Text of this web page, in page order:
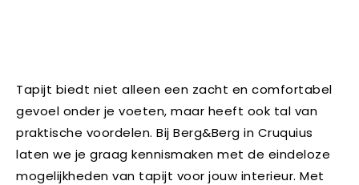
Tapijt biedt niet alleen een zacht en comfortabel
gevoel onder je voeten, maar heeft ook tal van
praktische voordelen. Bij Berg&Berg in Cruquius
laten we je graag kennismaken met de eindeloze
mogelijkheden van tapijt voor jouw interieur. Met